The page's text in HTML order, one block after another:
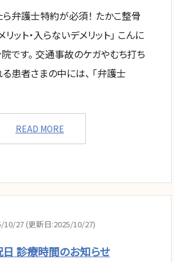
弁護士特約が必須！ たかこ整骨
ット・入らないデメリット」 こんに
院です。 交通事故のケガやむち打ち
患者さまの中には、 「弁護士
READ MORE
10/27 (更新日:2025/10/27)
診療時間のお知らせ